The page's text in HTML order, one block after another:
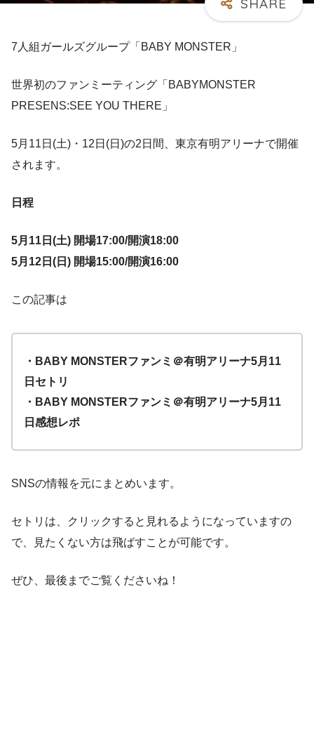
7人組ガールズグループ「BABY MONSTER」
世界初のファンミーティング「BABYMONSTER
PRESENS:SEE YOU THERE」
5月11日(土)・12日(日)の2日間、東京有明アリーナで開催
されます。
日程
5月11日(土) 開場17:00/開演18:00
5月12日(日) 開場15:00/開演16:00
この記事は
・BABY MONSTERファンミ＠有明アリーナ5月11
日セトリ
・BABY MONSTERファンミ＠有明アリーナ5月11
日感想レポ
SNSの情報を元にまとめいます。
セトリは、クリックすると見れるようになっていますの
で、見たくない方は飛ばすことが可能です。
ぜひ、最後までご覧くださいね！